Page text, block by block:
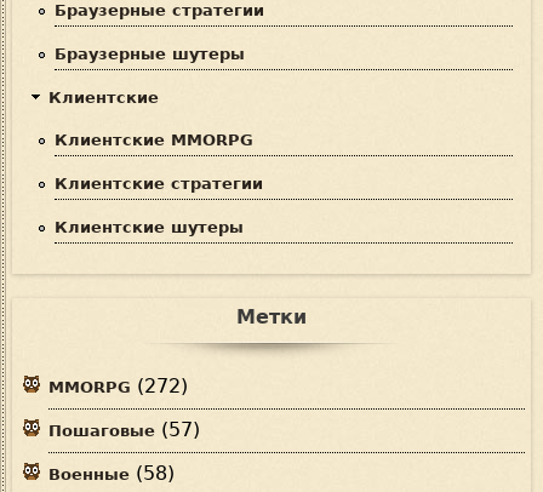
Браузерные стратегии
Браузерные шутеры
Клиентские
Клиентские MMORPG
Клиентские стратегии
Клиентские шутеры
Метки
MMORPG (272)
Пошаговые (57)
Военные (58)